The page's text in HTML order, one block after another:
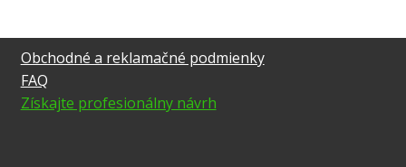
Obchodné a reklamačné podmienky
FAQ
Získajte profesionálny návrh